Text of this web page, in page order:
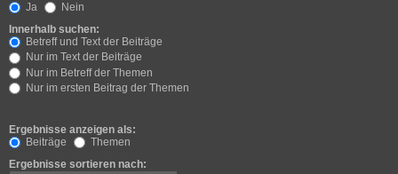
Ja
Nein
Innerhalb suchen:
Betreff und Text der Beiträge
Nur im Text der Beiträge
Nur im Betreff der Themen
Nur im ersten Beitrag der Themen
Ergebnisse anzeigen als:
Beiträge
Themen
Ergebnisse sortieren nach: